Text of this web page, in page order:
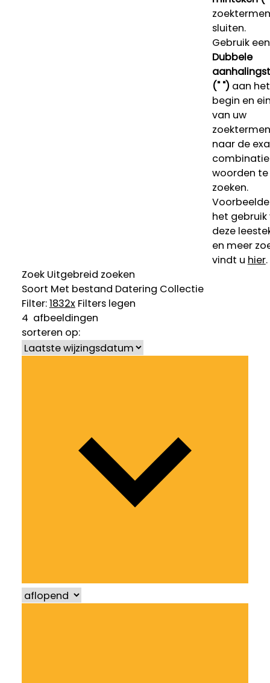
sluiten.
Gebruik een
Dubbele
(" ")aan het
begin en
van uw
naar de
woorden te
zoeken.
het gebruik
deze
en meer
vindt u hier.
Zoek Uitgebreid zoeken
Soort Met bestand Datering Collectie
Filter:1832x Filters legen
4 afbeeldingen
sorteren op: